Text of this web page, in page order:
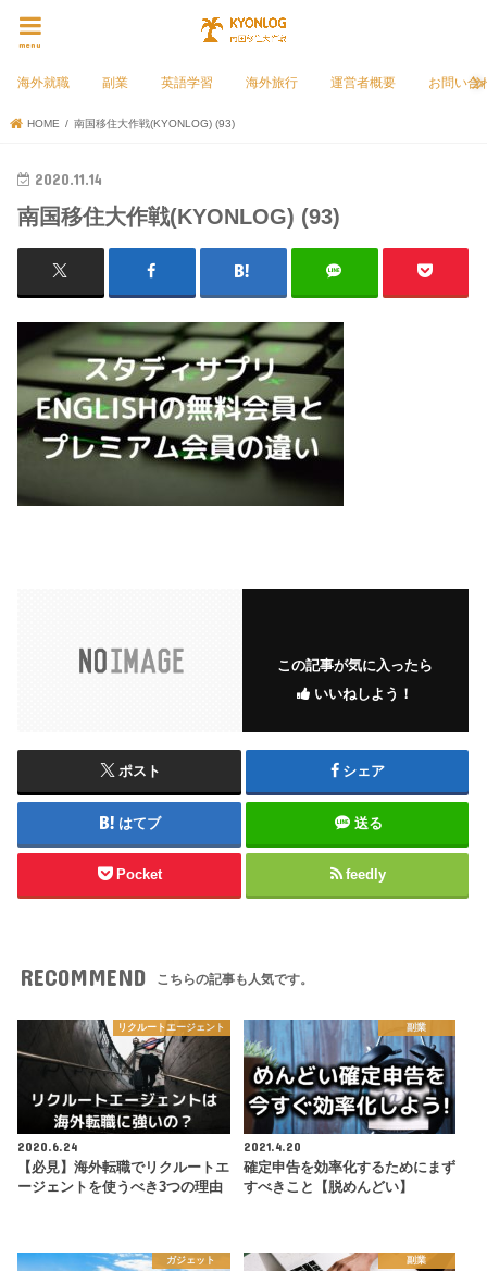
menu
海外就職 副業 英語学習 海外旅行 運営者概要 お問い合
HOME 南国移住大作戦(KYONLOG) (93)
2020.11.14
南国移住大作戦(KYONLOG) (93)
この記事が気に入ったら
いいねしよう！
ポスト シェア
はてブ 送る
Pocket feedly
RECOMMEND こちらの記事も人気です。
リクルートエージェント
2020.6.24
【必見】海外転職でリクルートエ
ージェントを使うべき3つの理由
副業
2021.4.20
確定申告を効率化するためにまず
すべきこと【脱めんどい】
ガジェット 副業